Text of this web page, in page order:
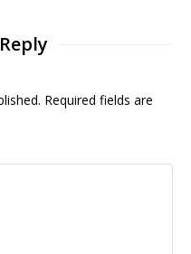
Required fields are